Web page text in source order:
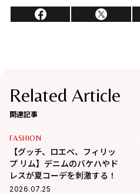
Related Article
関連記事
FASHION
【グッチ、ロエベ、フィリッ
プ リム】デニムのバケハやド
レスが夏コーデを刺激する！
2026.07.25